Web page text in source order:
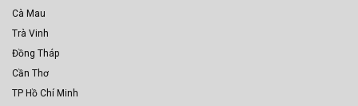
Cà Mau
Trà Vinh
Đồng Tháp
Cần Thơ
TP Hồ Chí Minh